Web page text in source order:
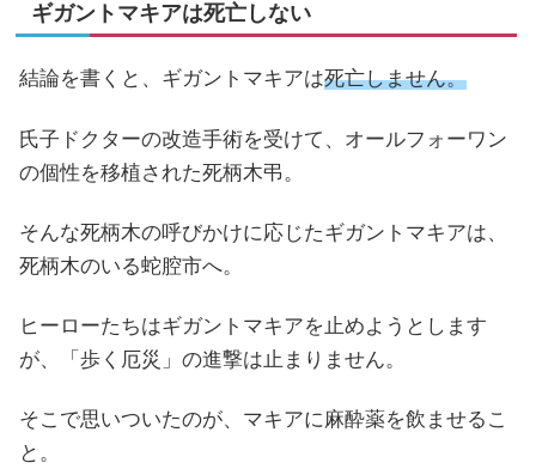
ギガントマキアは死亡しない
結論を書くと、ギガントマキアは死亡しません。
氏子ドクターの改造手術を受けて、オールフォーワン
の個性を移植された死柄木弔。
そんな死柄木の呼びかけに応じたギガントマキアは、
死柄木のいる蛇腔市へ。
ヒーローたちはギガントマキアを止めようとします
が、「歩く厄災」の進撃は止まりません。
そこで思いついたのが、マキアに麻酔薬を飲ませるこ
と。